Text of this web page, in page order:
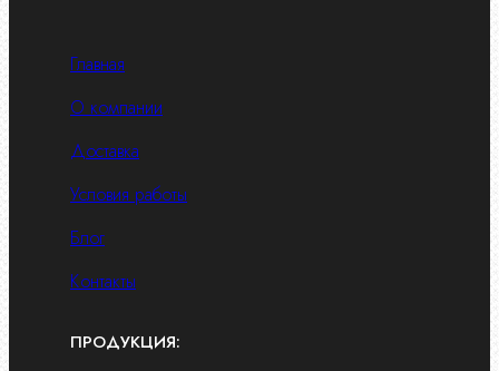
Главная
О компании
Доставка
Условия работы
Блог
Контакты
ПРОДУКЦИЯ: